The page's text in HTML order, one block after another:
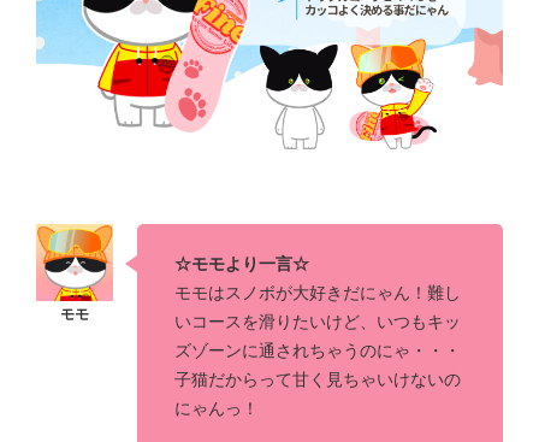
☆モモより一言☆
モモはスノボが大好きだにゃん！難し
いコースを滑りたいけど、いつもキッ
ズゾーンに通されちゃうのにゃ・・・
子猫だからって甘く見ちゃいけないの
にゃんっ！